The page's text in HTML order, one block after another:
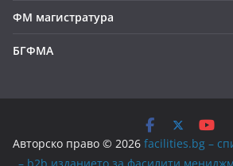
ФМ магистратура
БГФМА
Авторско право © 2026 facilities.bg –